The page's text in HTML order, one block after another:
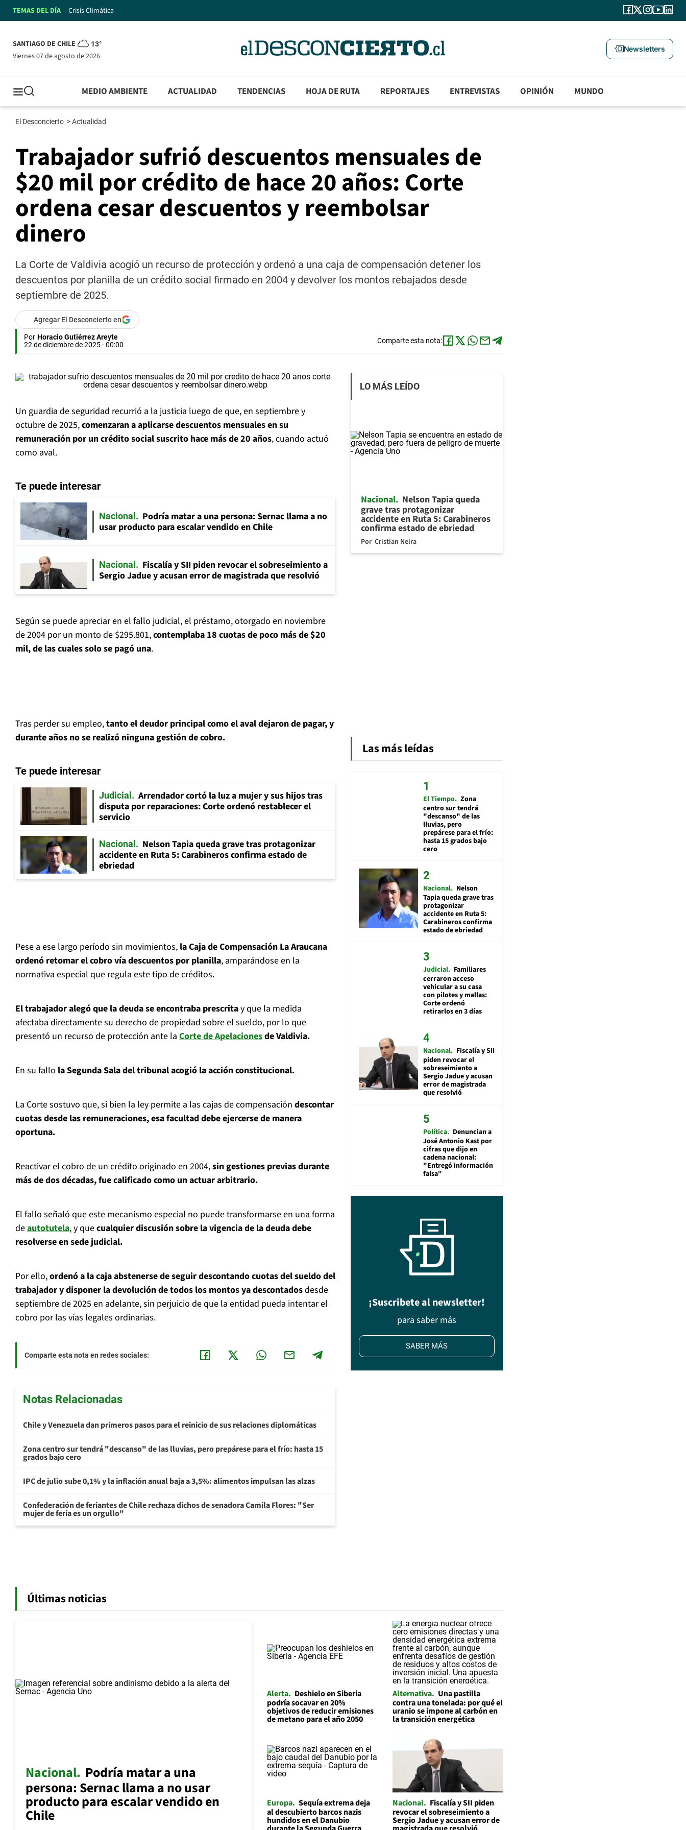
TEMAS DEL DÍA Crisis Climática
SANTIAGO DE CHILE 13°
viernes 07 de agosto de 2026
Newsletters
MEDIO AMBIENTE ACTUALIDAD TENDENCIAS HOJA DE RUTA REPORTAJES ENTREVISTAS OPINIÓN MUNDO
El Desconcierto >Actualidad
Trabajador sufrió descuentos mensuales de
$20 mil por crédito de hace 20 años: Corte
ordena cesar descuentos y reembolsar
dinero
La Corte de Valdivia acogió un recurso de protección y ordenó a una caja de compensación detener los
descuentos por planilla de un crédito social firmado en 2004 y devolver los montos rebajados desde
septiembre de 2025.
Agregar El Desconcierto en
Por Horacio Gutiérrez Areyte
22 de diciembre de 2025 - 00:00
Comparte esta nota:
Un guardia de seguridad recurrió a la justicia luego de que, en septiembre y
octubre de 2025,comenzaran a aplicarse descuentos mensuales en su
remuneración por un crédito social suscrito hace más de 20 años, cuando actuó
como aval.
Te puede interesar
Nacional
Podría matar a una persona: Sernac llama a no
usar producto para escalar vendido en Chile
Nacional
Fiscalía y SII piden revocar el sobreseimiento a
Sergio Jadue y acusan error de magistrada que resolvió
Según se puede apreciar en el fallo judicial, el préstamo, otorgado en noviembre
de 2004 por un monto de $295.801,contemplaba 18 cuotas de poco más de $20
mil, de las cuales solo se pagó una.
Tras perder su empleo,tanto el deudor principal como el aval dejaron de pagar, y
durante años no se realizó ninguna gestión de cobro.
Te puede interesar
Judicial
Arrendador cortó la luz a mujer y sus hijos tras
disputa por reparaciones: Corte ordenó restablecer el
servicio
Nacional
Nelson Tapia queda grave tras protagonizar
accidente en Ruta 5: Carabineros confirma estado de
ebriedad
Pese a ese largo período sin movimientos, la Caja de Compensación La Araucana
ordenó retomar el cobro vía descuentos por planilla, amparándose en la
normativa especial que regula este tipo de créditos.
El trabajador alegó que la deuda se encontraba prescritay que la medida
afectaba directamente su derecho de propiedad sobre el sueldo, por lo que
presentó un recurso de protección ante la Corte de Apelacionesde Valdivia.
En su fallo la Segunda Sala del tribunal acogió la acción constitucional.
La Corte sostuvo que, si bien la ley permite a las cajas de compensación descontar
cuotas desde las remuneraciones, esa facultad debe ejercerse de manera
oportuna.
Reactivar el cobro de un crédito originado en 2004,sin gestiones previas durante
más de dos décadas, fue calificado como un actuar arbitrario.
El fallo señaló que este mecanismo especial no puede transformarse en una forma
deautotutela, y quecualquier discusión sobre la vigencia de la deuda debe
resolverse en sede judicial.
Por ello,ordenó a la caja abstenerse de seguir descontando cuotas del sueldo del
trabajador y disponer la devolución de todos los montos ya descontadosdesde
septiembre de 2025 en adelante, sin perjuicio de que la entidad pueda intentar el
cobro por las vías legales ordinarias.
Comparte esta nota en redes sociales:
Notas Relacionadas
Chile y Venezuela dan primeros pasos para el reinicio de sus relaciones diplomáticas
Zona centro sur tendrá "descanso" de las lluvias, pero prepárese para el frío: hasta 15
grados bajo cero
IPC de julio sube 0,1% y la inflación anual baja a 3,5%: alimentos impulsan las alzas
Confederación de feriantes de Chile rechaza dichos de senadora Camila Flores: "Ser
mujer de feria es un orgullo"
LO MÁS LEÍDO
Nacional Nelson Tapia queda
grave tras protagonizar
accidente en Ruta 5: Carabineros
confirma estado de ebriedad
Por Cristian Neira
Las más leídas
El Tiempo Zona
centro sur tendrá
"descanso" de las
lluvias, pero
prepárese para el frío:
hasta 15 grados bajo
cero
Nacional Nelson
Tapia queda grave tras
protagonizar
accidente en Ruta 5:
Carabineros confirma
estado de ebriedad
Judicial Familiares
cerraron acceso
vehicular a su casa
con pilotes y mallas:
Corte ordenó
retirarlos en 3 días
Nacional Fiscalía y SII
piden revocar el
sobreseimiento a
Sergio Jadue y acusan
error de magistrada
que resolvió
Política Denuncian a
José Antonio Kast por
cifras que dijo en
cadena nacional:
"Entregó información
falsa"
¡Suscribete al newsletter!
para saber más
SABER MÁS
Últimas noticias
Nacional Podría matar a una
persona: Sernac llama a no usar
producto para escalar vendido en
Chile
Alerta
Deshielo en Siberia
podría socavar en 20%
objetivos de reducir emisiones
de metano para el año 2050
Alternativa Una pastilla
contra una tonelada: por qué el
uranio se impone al carbón en
la transición energética
Europa Sequía extrema deja
al descubierto barcos nazis
hundidos en el Danubio
Nacional Fiscalía y SII piden
revocar el sobreseimiento a
Sergio Jadue y acusan error de